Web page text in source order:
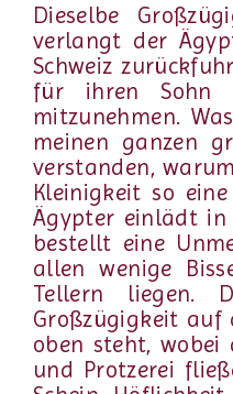
Dieselbe
verlangt der
Schweiz
für ihren Sohn
mitzunehmen.
meinen ganzen
verstanden,
Kleinigkeit so
Ägypter einlädt in
bestellt eine
allen wenige
Tellern liegen.
Großzügigkeit auf
oben steht, wobei
und Protzerei